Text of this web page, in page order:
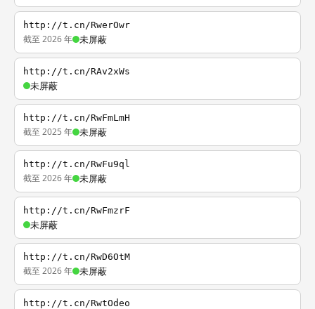
http://t.cn/RwerOwr
截至 2026 年 未屏蔽
http://t.cn/RAv2xWs
未屏蔽
http://t.cn/RwFmLmH
截至 2025 年 未屏蔽
http://t.cn/RwFu9ql
截至 2026 年 未屏蔽
http://t.cn/RwFmzrF
未屏蔽
http://t.cn/RwD6OtM
截至 2026 年 未屏蔽
http://t.cn/RwtOdeo